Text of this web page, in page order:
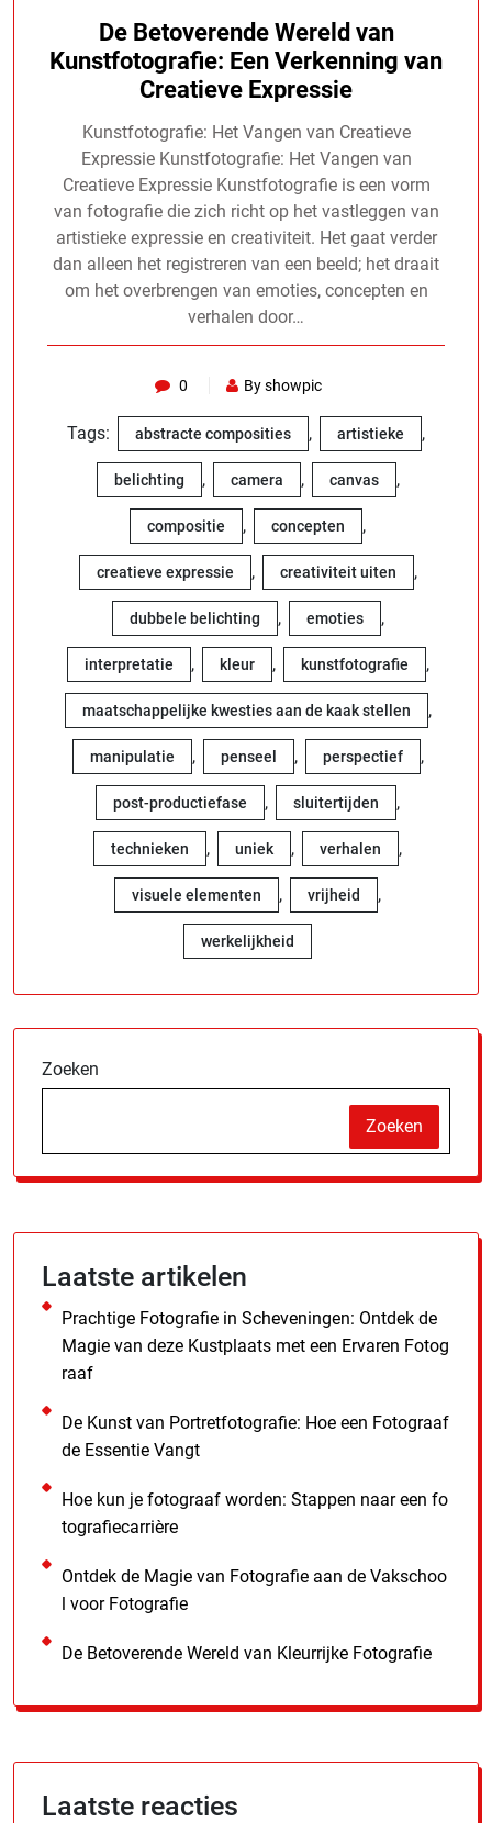
De Betoverende Wereld van
Kunstfotografie: Een Verkenning van
Creatieve Expressie
Kunstfotografie: Het Vangen van Creatieve
Expressie Kunstfotografie: Het Vangen van
Creatieve Expressie Kunstfotografie is een vorm
van fotografie die zich richt op het vastleggen van
artistieke expressie en creativiteit. Het gaat verder
dan alleen het registreren van een beeld; het draait
om het overbrengen van emoties, concepten en
verhalen door…
0 By showpic
Tags: abstracte composities , artistieke ,
belichting , camera , canvas ,
compositie , concepten ,
creatieve expressie , creativiteit uiten ,
dubbele belichting , emoties ,
interpretatie , kleur , kunstfotografie ,
maatschappelijke kwesties aan de kaak stellen ,
manipulatie , penseel , perspectief ,
post-productiefase , sluitertijden ,
technieken , uniek , verhalen ,
visuele elementen , vrijheid ,
werkelijkheid
Zoeken
Zoeken
Laatste artikelen
Prachtige Fotografie in Scheveningen: Ontdek de
Magie van deze Kustplaats met een Ervaren Fotog
raaf
De Kunst van Portretfotografie: Hoe een Fotograaf
de Essentie Vangt
Hoe kun je fotograaf worden: Stappen naar een fo
tografiecarrière
Ontdek de Magie van Fotografie aan de Vakschoo
l voor Fotografie
De Betoverende Wereld van Kleurrijke Fotografie
Laatste reacties